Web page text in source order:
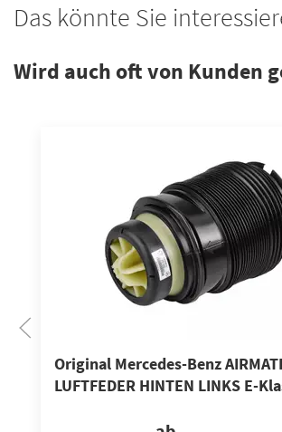
Das könnte Sie
Wird auch oft von Kunden
Original Mercedes-Benz
LUFTFEDER HINTEN LINKS E-